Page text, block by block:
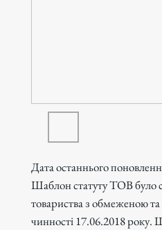
Дата останнього
Шаблон статуту ТОВ було
товариства з обмеженою
чинності 17.06.2018 року.